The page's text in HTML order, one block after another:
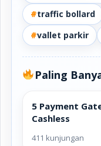
#traffic bollard
#vallet parkir
Paling
5 Payment
Cashless
411 kunjungan